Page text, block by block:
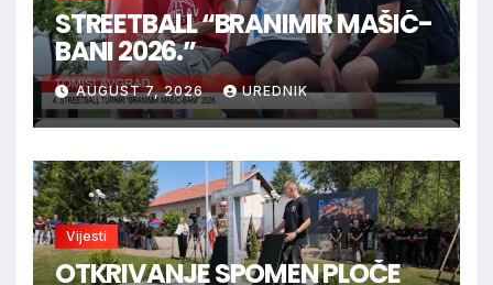
STREETBALL “BRANIMIR MAŠIĆ-
BANI 2026.”
AUGUST 7, 2026 UREDNIK
Vijesti
OTKRIVANJE SPOMEN PLOČE